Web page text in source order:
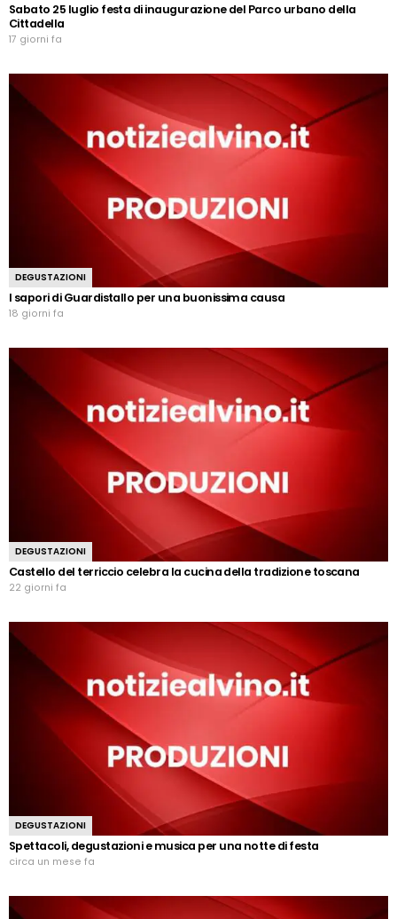
Sabato 25 luglio festa di inaugurazione del Parco urbano della
Cittadella
17 giorni fa
DEGUSTAZIONI
I sapori di Guardistallo per una buonissima causa
18 giorni fa
DEGUSTAZIONI
Castello del terriccio celebra la cucina della tradizione toscana
22 giorni fa
DEGUSTAZIONI
Spettacoli, degustazioni e musica per una notte di festa
circa un mese fa